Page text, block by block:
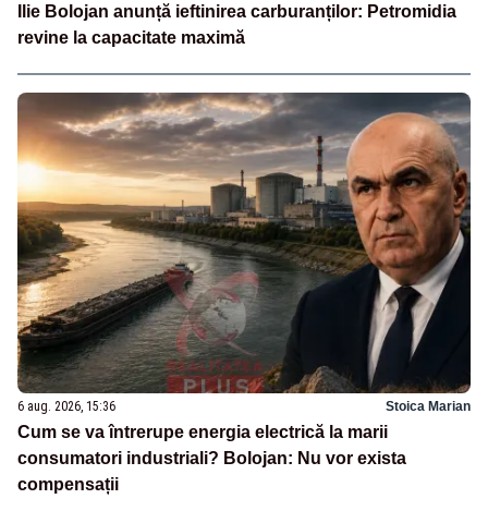
Ilie Bolojan anunță ieftinirea carburanților: Petromidia
revine la capacitate maximă
6 aug. 2026, 15:36 Stoica Marian
Cum se va întrerupe energia electrică la marii
consumatori industriali? Bolojan: Nu vor exista
compensații